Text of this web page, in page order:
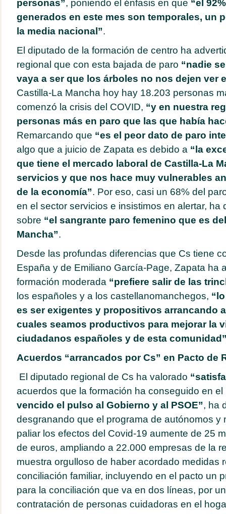
personas”, poniendo el énfasis en que “el
generados en este mes son temporales, un
la media nacional”.
El diputado de la formación de centro ha
regional que con esta bajada de paro “nadie
vaya a ser que los árboles no nos dejen ver
Castilla-La Mancha hoy hay 18.203 personas
comenzó la crisis del COVID, “y en nuestra
personas más en paro que las que había
Remarcando que “es el peor dato de paro
algo que a juicio de Zapata es debido a “la
que tiene el mercado laboral de Castilla-La
servicios y que nos hace muy vulnerables
de la economía”. Por eso, casi un 68% del
en el sector servicios e insistimos en alertar, ha
sobre “el sangrante paro femenino que es
Mancha”.
Desde las profundas diferencias que Cs tiene
España y de Emiliano García-Page, Zapata ha
formación moderada “prefiere salir de las
los españoles y a los castellanomanchegos,
es ser exigentes y propositivos arrancando
cuales seamos productivos para mejorar la
ciudadanos españoles y de esta
Acuerdos “arrancados por Cs” en Pacto de
El diputado regional de Cs ha valorado
acuerdos que la formación ha conseguido en el
vencido el pulso al Gobierno y al PSOE”, ha
desgranando que el programa de autónomos y
paliar los efectos del Covid-19 aumente de 25
de euros, ampliando a 22.000 empresas de la
muestra orgulloso de haber acordado medidas
conciliación familiar, incluyendo en el pacto un
para la conciliación que va en dos líneas, por
contratación de personas cuidadoras en el